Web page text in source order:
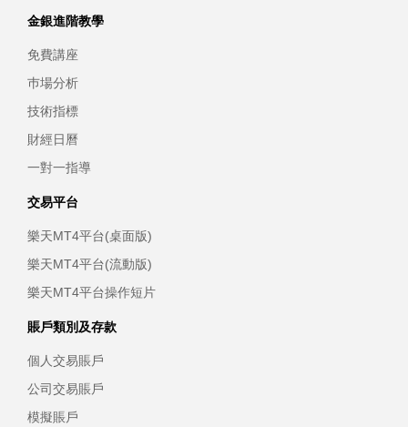
金銀進階教學
免費講座
巿場分析
技術指標
財經日曆
一對一指導
交易平台
樂天MT4平台(桌面版)
樂天MT4平台(流動版)
樂天MT4平台操作短片
賬戶類別及存款
個人交易賬戶
公司交易賬戶
模擬賬戶